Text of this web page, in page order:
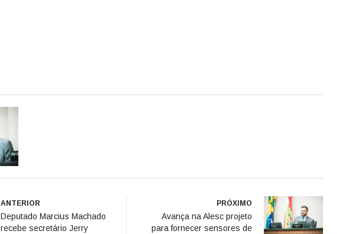
ANTERIOR
Deputado Marcius Machado
recebe secretário Jerry
PRÓXIMO
Avança na Alesc projeto
para fornecer sensores de